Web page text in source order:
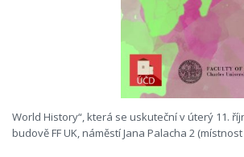
World History“, která se uskuteční v úterý 11.
budově FF UK, náměstí Jana Palacha 2 (místnost